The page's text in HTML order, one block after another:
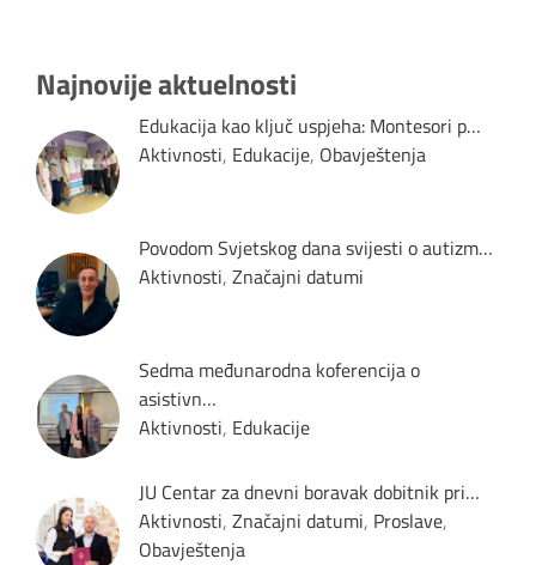
Najnovije aktuelnosti
Edukacija kao ključ uspjeha: Montesori p…
Aktivnosti, Edukacije, Obavještenja
Povodom Svjetskog dana svijesti o autizm…
Aktivnosti, Značajni datumi
Sedma međunarodna koferencija o
asistivn…
Aktivnosti, Edukacije
JU Centar za dnevni boravak dobitnik pri…
Aktivnosti, Značajni datumi, Proslave,
Obavještenja